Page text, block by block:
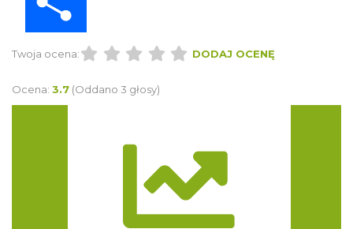
Twoja ocena: DODAJ OCENĘ
Ocena: 3.7 (Oddano 3 głosy)